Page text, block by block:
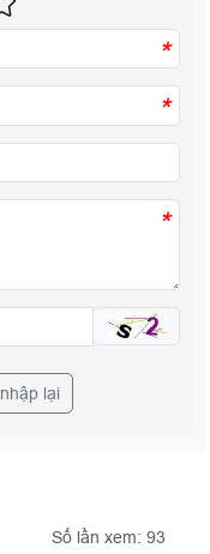
*
*
*
nhập lại
Số lần xem: 93